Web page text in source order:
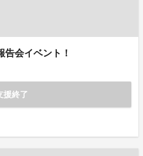
会イベント！
援終了